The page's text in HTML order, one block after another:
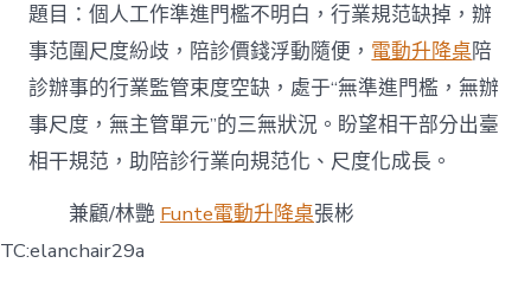
題目：個人工作準進門檻不明白，行業規范缺掉，辦
事范圍尺度紛歧，陪診價錢浮動隨便， 電動升降桌陪
診辦事的行業監管束度空缺，處于“無準進門檻，無辦
事尺度，無主管單元”的三無狀況。盼望相干部分出臺
相干規范，助陪診行業向規范化、尺度化成長。
兼顧/林艷 Funte電動升降桌張彬
TC:elanchair29a